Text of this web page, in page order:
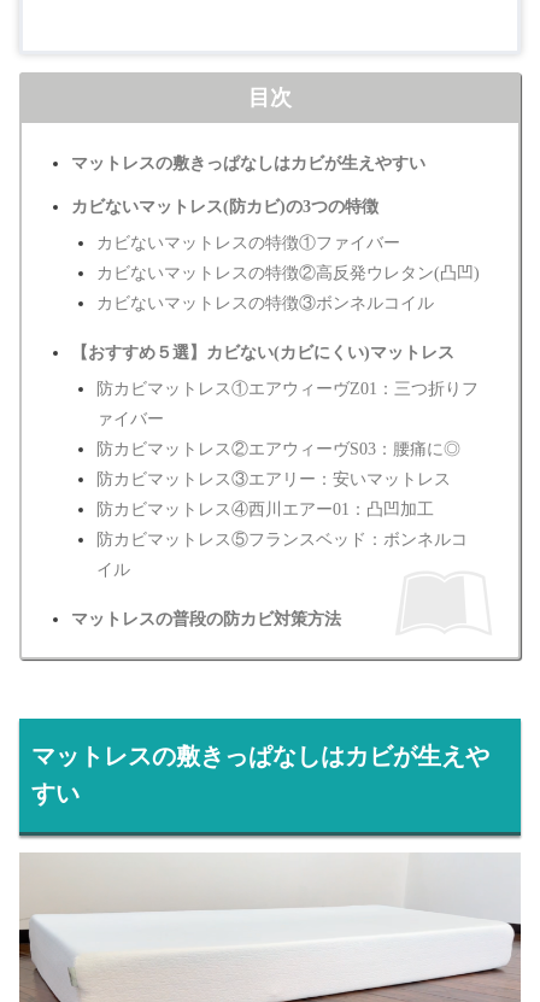
目次
マットレスの敷きっぱなしはカビが生えやすい
カビないマットレス(防カビ)の3つの特徴
カビないマットレスの特徴①ファイバー
カビないマットレスの特徴②高反発ウレタン(凸凹)
カビないマットレスの特徴③ボンネルコイル
【おすすめ５選】カビない(カビにくい)マットレス
防カビマットレス①エアウィーヴZ01：三つ折りフ
ァイバー
防カビマットレス②エアウィーヴS03：腰痛に◎
防カビマットレス③エアリー：安いマットレス
防カビマットレス④西川エアー01：凸凹加工
防カビマットレス⑤フランスベッド：ボンネルコ
イル
マットレスの普段の防カビ対策方法
マットレスの敷きっぱなしはカビが生えや
すい